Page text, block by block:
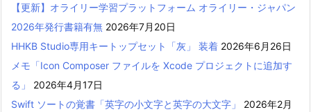
【更新】オライリー学習プラットフォーム オライリー・ジャパン
2026年発行書籍有無 2026年7月20日
HHKB Studio専用キートップセット「灰」 装着 2026年6月26日
メモ「Icon Composer ファイルを Xcode プロジェクトに追加す
る」
2026年4月17日
Swift ソートの覚書「英字の小文字と英字の大文字」
2026年2月